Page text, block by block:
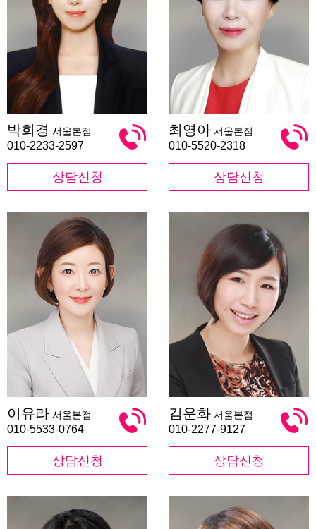
희
경
박희경 서울본점
010-2233-2597
상담신청
영
아
최영아 서울본점
010-5520-2318
상담신청
유
라
이유라 서울본점
010-5533-0764
상담신청
운
화
김운화 서울본점
010-2277-9127
상담신청